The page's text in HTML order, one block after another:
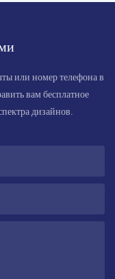
или номер телефона в
вам бесплатное
дизайнов.